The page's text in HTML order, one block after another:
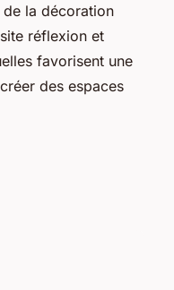
la décoration
réflexion et
favorisent une
des espaces